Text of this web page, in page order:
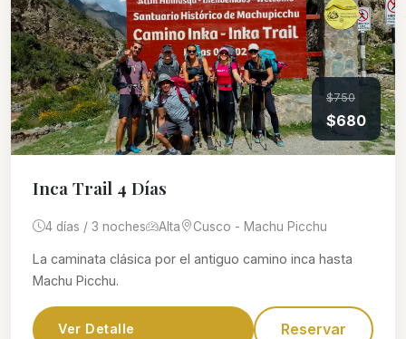
$750
$680
Inca Trail 4 Días
4 días / 3 noches Alta Cusco - Machu Picchu
La caminata clásica por el antiguo camino inca hasta
Machu Picchu.
Ver Detalle Reservar